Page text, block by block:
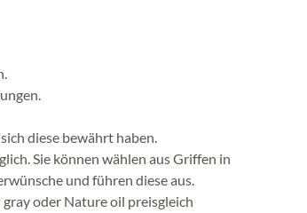
diese bewährt haben.
Sie können wählen aus Griffen in
und führen diese aus.
oder Nature oil preisgleich